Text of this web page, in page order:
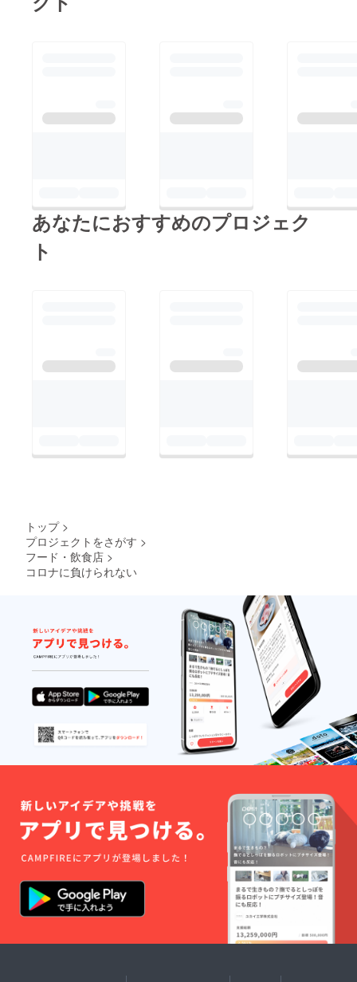
あなたにおすすめのプロジェク
ト
トップ >
プロジェクトをさがす >
フード・飲食店 >
コロナに負けられない